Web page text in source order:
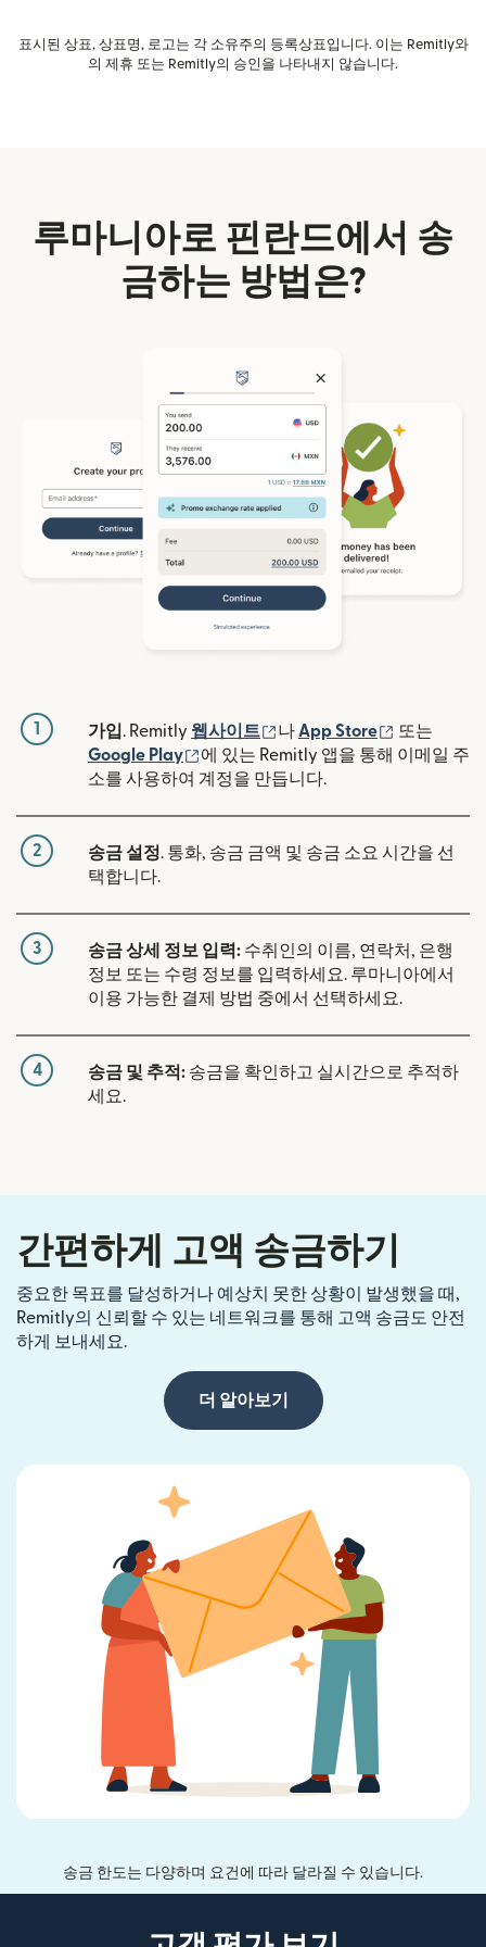
표시된 상표, 상표명, 로고는 각 소유주의 등록상표입니다. 이는 Remitly와
의 제휴 또는 Remitly의 승인을 나타내지 않습니다.
루마니아로 핀란드에서 송
금하는 방법은?
1 가입. Remitly 웹사이트 (새 창에서 열림)
나App Store (새 창에서
또는
Google Play
(새 창에서 열림)
에 있는 Remitly 앱을 통해 이메일 주
소를 사용하여 계정을 만듭니다.
2 송금 설정. 통화, 송금 금액 및 송금 소요 시간을 선
택합니다.
3 송금 상세 정보 입력: 수취인의 이름, 연락처, 은행
정보 또는 수령 정보를 입력하세요. 루마니아에서
이용 가능한 결제 방법 중에서 선택하세요.
4 송금 및 추적: 송금을 확인하고 실시간으로 추적하
세요.
간편하게 고액 송금하기
중요한 목표를 달성하거나 예상치 못한 상황이 발생했을 때,
Remitly의 신뢰할 수 있는 네트워크를 통해 고액 송금도 안전
하게 보내세요.
더 알아보기
송금 한도는 다양하며 요건에 따라 달라질 수 있습니다.